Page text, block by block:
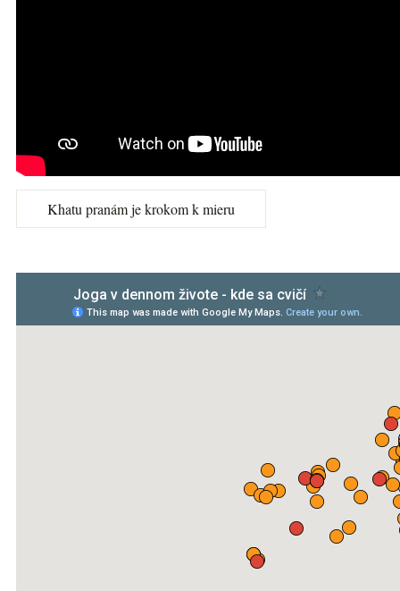
Khatu pranám je krokom k mieru